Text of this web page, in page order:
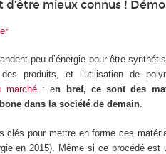
d’être mieux connus !
peu d’énergie pour être
produits, et l’utilisation de
marché: en bref, ce sont des
dans la société de demain.
clés pour mettre en forme ces
en 2015). Même si ce procédé est